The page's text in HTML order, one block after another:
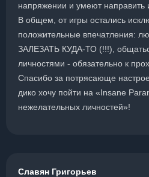
напряжении и умеют направить
В общем, от игры остались
положительные впечатления:
ЗАЛЕЗАТЬ КУДА-ТО (!!!),
личностями - обязательно к
Спасибо за потрясающе
дико хочу пойти на «Insane
нежелательных личностей»!
Славян Григорьев